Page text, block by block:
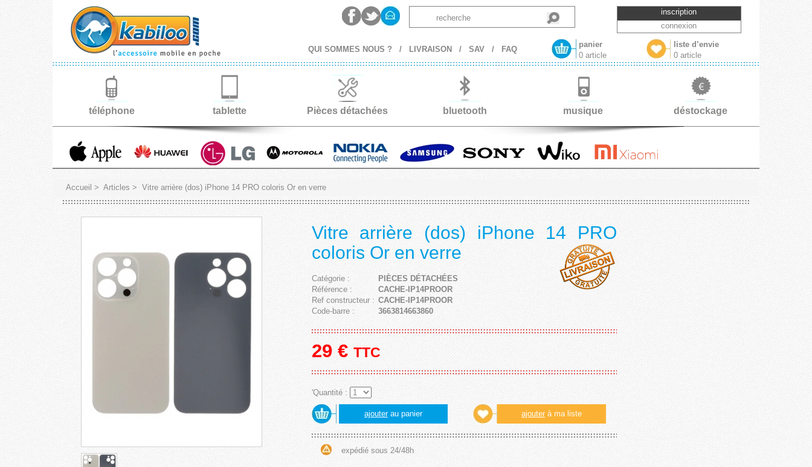
inscription
connexion
QUI SOMMES NOUS ? / LIVRAISON / SAV / FAQ
panier
0 article
liste d’envie
0 article
téléphone tablette Pièces détachées bluetooth musique déstockage
Accueil > Articles > Vitre arrière (dos) iPhone 14 PRO coloris Or en verre
Vitre arrière (dos) iPhone 14 PRO
coloris Or en verre
Catégorie :
PIÈCES DÉTACHÉES
Référence :
CACHE-IP14PROOR
Ref constructeur : CACHE-IP14PROOR
Code-barre :
3663814663860
29€ TTC
'Quantité :
ajouterau panier ajouter à ma liste
expédié sous 24/48h